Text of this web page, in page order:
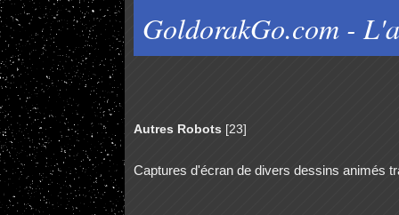
GoldorakGo.com -
Autres Robots [23]
Captures d'écran de divers dessins animés